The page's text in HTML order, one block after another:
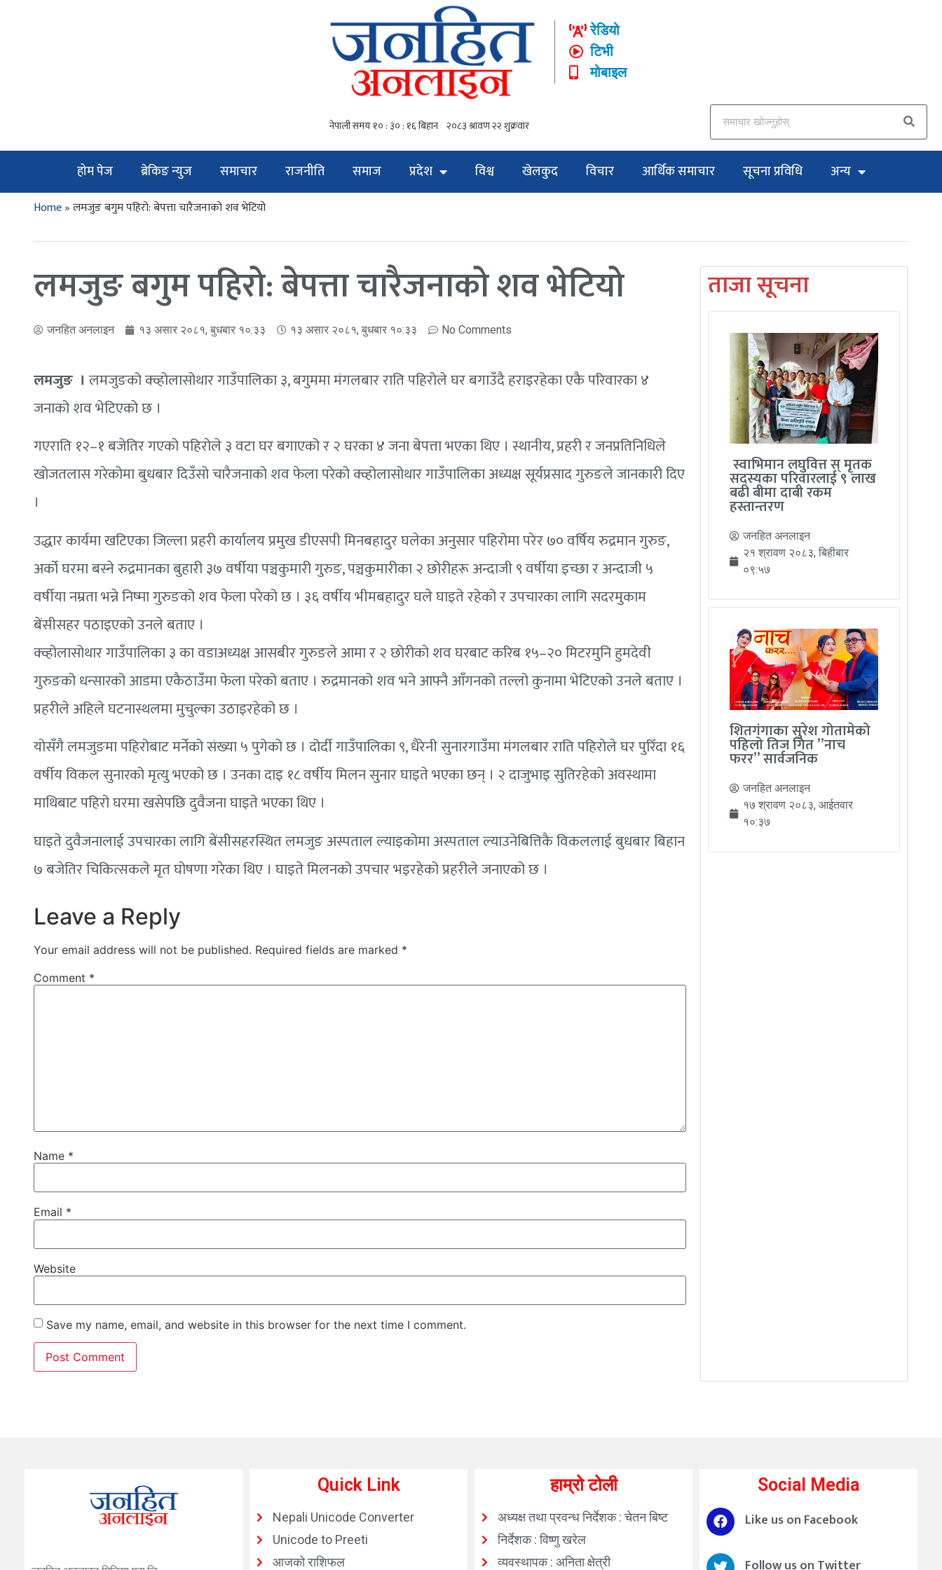
रेडियो
टिभी
मोबाइल
होम पेज ब्रेकिङ न्युज समाचार राजनीति समाज प्रदेश विश्व खेलकुद विचार आर्थिक समाचार सूचना प्रविधि अन्य
Home»लमजुङ बगुम पहिरो: बेपत्ता चारैजनाको शव भेटियो
लमजुङ बगुम पहिरो: बेपत्ता चारैजनाको शव भेटियो
जनहित अनलाइन १३ असार २०८१, बुधबार १०:३३ १३ असार २०८१, बुधबार १०:३३ No Comments
लमजुङ । लमजुङको क्व्होलासोथार गाउँपालिका ३, बगुममा मंगलबार राति पहिरोले घर बगाउँदै हराइरहेका एकै परिवारका ४
जनाको शव भेटिएको छ ।
गएराति १२–१ बजेतिर गएको पहिरोले ३ वटा घर बगाएको र २ घरका ४ जना बेपत्ता भएका थिए । स्थानीय, प्रहरी र जनप्रतिनिधिले
खोजतलास गरेकोमा बुधबार दिउँसो चारैजनाको शव फेला परेको क्व्होलासोथार गाउँपालिका अध्यक्ष सूर्यप्रसाद गुरुङले जानकारी दिए
।
उद्धार कार्यमा खटिएका जिल्ला प्रहरी कार्यालय प्रमुख डीएसपी मिनबहादुर घलेका अनुसार पहिरोमा परेर ७० वर्षिय रुद्रमान गुरुङ,
अर्को घरमा बस्ने रुद्रमानका बुहारी ३७ वर्षीया पञ्चकुमारी गुरुङ, पञ्चकुमारीका २ छोरीहरू अन्दाजी ९ वर्षीया इच्छा र अन्दाजी ५
वर्षीया नम्रता भन्ने निष्मा गुरुङको शव फेला परेको छ । ३६ वर्षीय भीमबहादुर घले घाइते रहेको र उपचारका लागि सदरमुकाम
बेंसीसहर पठाइएको उनले बताए ।
क्व्होलासोथार गाउँपालिका ३ का वडाअध्यक्ष आसबीर गुरुङले आमा र २ छोरीको शव घरबाट करिब १५–२० मिटरमुनि हुमदेवी
गुरुङको धन्सारको आडमा एकैठाउँमा फेला परेको बताए । रुद्रमानको शव भने आफ्नै आँगनको तल्लो कुनामा भेटिएको उनले बताए ।
प्रहरीले अहिले घटनास्थलमा मुचुल्का उठाइरहेको छ ।
योसँगै लमजुङमा पहिरोबाट मर्नेको संख्या ५ पुगेको छ । दोर्दी गाउँपालिका ९, धैरेनी सुनारगाउँमा मंगलबार राति पहिरोले घर पुरिँदा १६
वर्षीय विकल सुनारको मृत्यु भएको छ । उनका दाइ १८ वर्षीय मिलन सुनार घाइते भएका छन् । २ दाजुभाइ सुतिरहेको अवस्थामा
माथिबाट पहिरो घरमा खसेपछि दुवैजना घाइते भएका थिए ।
घाइते दुवैजनालाई उपचारका लागि बेंसीसहरस्थित लमजुङ अस्पताल ल्याइकोमा अस्पताल ल्याउनेबित्तिकै विकललाई बुधबार बिहान
७ बजेतिर चिकित्सकले मृत घोषणा गरेका थिए । घाइते मिलनको उपचार भइरहेको प्रहरीले जनाएको छ ।
Leave a Reply
Your email address will not be published. Required fields are marked *
Comment *
Name *
Email *
Website
Save my name, email, and website in this browser for the next time I comment.
ताजा सूचना
स्वाभिमान लघुवित्त स् मृतक
सदस्यका परिवारलाई ९ लाख
बढी बीमा दाबी रकम
हस्तान्तरण
जनहित अनलाइन
२१ श्रावण २०८३, बिहीबार
०९:५७
शितगंगाका सुरेश गोतामेको
पहिलो तिज गित ”नाच
फरर” सार्वजनिक
जनहित अनलाइन
१७ श्रावण २०८३, आईतवार
१०:३७
Quick Link
Nepali Unicode Converter
Unicode to Preeti
आजको राशिफल
हाम्रो टोली
अध्यक्ष तथा प्रवन्ध निर्देशक : चेतन बिष्ट
निर्देशक : विष्णु खरेल
व्यवस्थापक : अनिता क्षेत्री
Social Media
Like us on Facebook